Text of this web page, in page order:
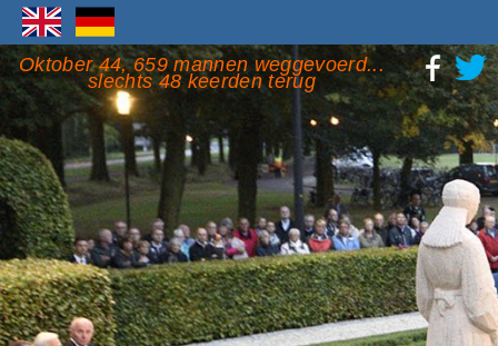
Oktober 44, 659 mannen weggevoerd...
slechts 48 keerden terug